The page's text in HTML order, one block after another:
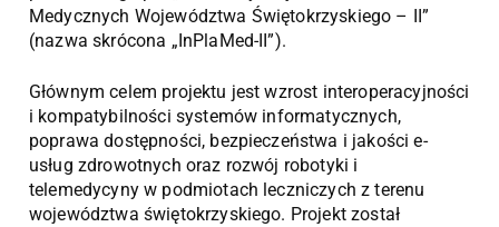
Medycznych Województwa Świętokrzyskiego – II”
(nazwa skrócona „InPlaMed-II”).
Głównym celem projektu jest wzrost interoperacyjności
i kompatybilności systemów informatycznych,
poprawa dostępności, bezpieczeństwa i jakości e-
usług zdrowotnych oraz rozwój robotyki i
telemedycyny w podmiotach leczniczych z terenu
województwa świętokrzyskiego. Projekt został